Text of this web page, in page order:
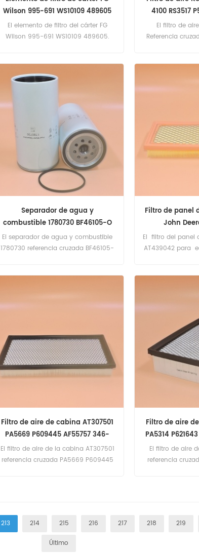
Wilson 995-691 WS10109 489605
El elemento de filtro del cárter FG
Wilson 995-691 WS10109 489605.
4100 RS3517
El filtro de
Referencia
Separador de agua y
combustible 1780730 BF46105-O
A0004771702 FS19737 R160P
El separador de agua y combustible
1780730 referencia cruzada BF46105-
Filtro de panel
John
El filtro del panel
AT439042 para
Filtro de aire de cabina AT307501
PA5669 P609445 AF55757 346-
8243
El filtro de aire de la cabina AT307501
referencia cruzada PA5669 P609445
Filtro de aire
PA5314
El filtro de aire
referencia
213 214 215 216 217 218 219
Último